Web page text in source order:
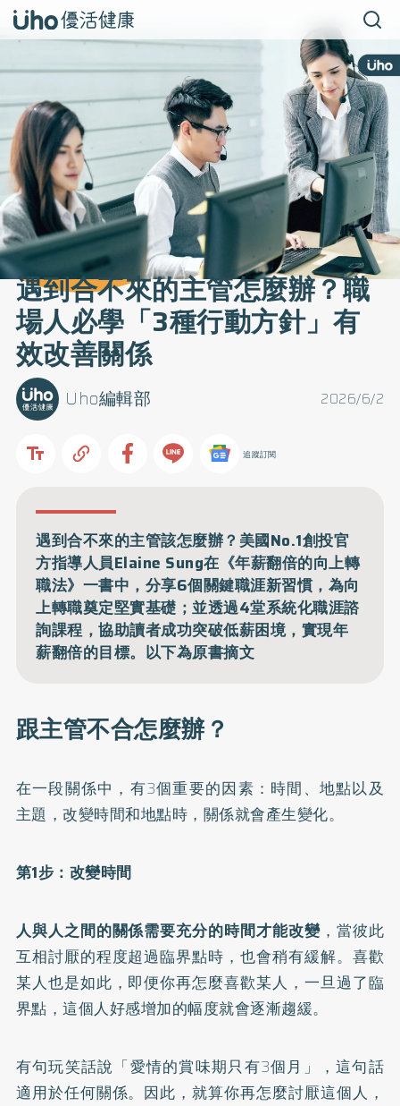
遇到合不來的主管怎麼辦？職
場人必學「3種行動方針」有
效改善關係
2026/6/2
Uho編輯部
追蹤訂閱
遇到合不來的主管該怎麼辦？美國No.1創投官
方指導人員Elaine Sung在《年薪翻倍的向上轉
職法》一書中，分享6個關鍵職涯新習慣，為向
上轉職奠定堅實基礎；並透過4堂系統化職涯諮
詢課程，協助讀者成功突破低薪困境，實現年
薪翻倍的目標。以下為原書摘文
跟主管不合怎麼辦？
在一段關係中，有3個重要的因素：時間、地點以及
主題，改變時間和地點時，關係就會產生變化。
第1步：改變時間
人與人之間的關係需要充分的時間才能改變，當彼此
互相討厭的程度超過臨界點時，也會稍有緩解。喜歡
某人也是如此，即便你再怎麼喜歡某人，一旦過了臨
界點，這個人好感增加的幅度就會逐漸趨緩。
有句玩笑話說「愛情的賞味期只有3個月」，這句話
適用於任何關係。因此，就算你再怎麼討厭這個人，